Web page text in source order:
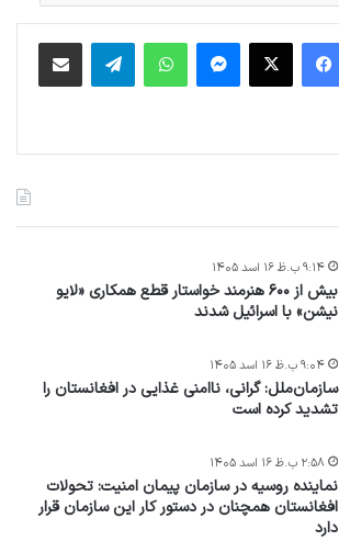
فیس بوک پیام رسان واتس آپ
بیش از ۶۰۰ هنرمند خواستار قطع همکاری «لایو
نیشن» با اسرائیل شدند
۹:۱۴ ب.ظ ۱۶ اسد ۱۴۰۵
سازمان‌ملل: گرانی، ناامنی غذایی در افغانستان را
تشدید کرده است
۹:۰۴ ب.ظ ۱۶ اسد ۱۴۰۵
نماینده روسیه در سازمان پیمان امنیت: تحولات
افغانستان همچنان در دستور کار این سازمان قرار
دارد
۲:۵۸ ب.ظ ۱۶ اسد ۱۴۰۵